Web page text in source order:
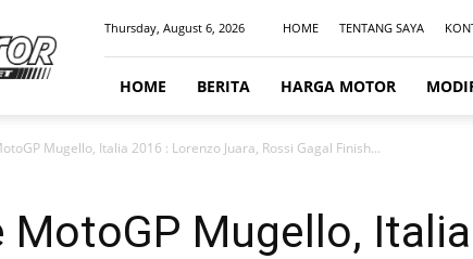
Thursday, August 6, 2026 HOME TENTANG SAYA
HOME BERITA HARGA MOTOR
Mugello, Italia 2016 : Lorenzo Juara, Rossi Gagal Finish...
MotoGP Mugello, Italia